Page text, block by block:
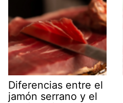
Diferencias entre el
jamón serrano y el